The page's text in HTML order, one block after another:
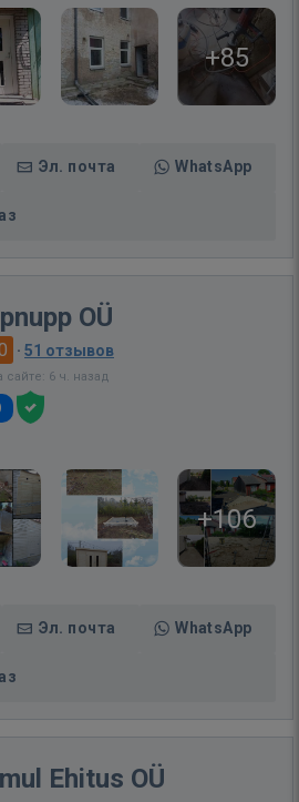
+85
Эл. почта WhatsApp
OÜ
· 51 отзывов
сайте: 6 ч. назад
+106
Эл. почта WhatsApp
Ehitus OÜ